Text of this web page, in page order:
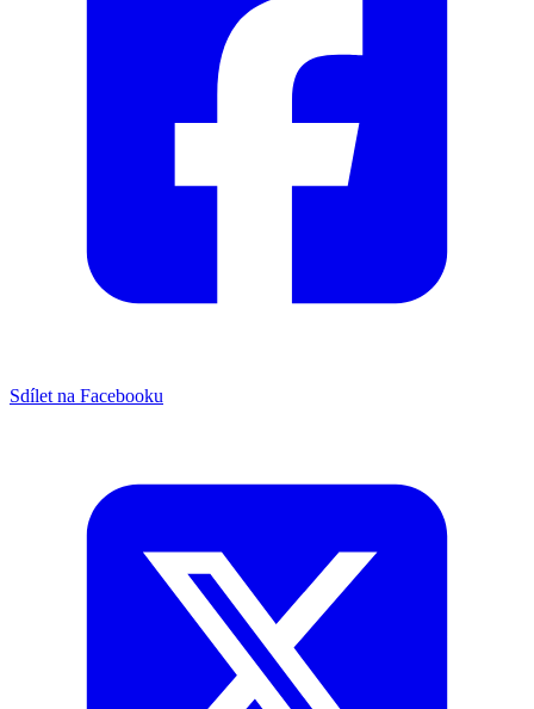
Sdílet na Facebooku